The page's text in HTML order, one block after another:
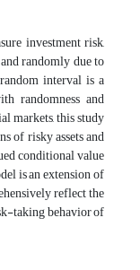
investment risk,
randomly due to
interval is a
randomness and
markets, this study
of risky assets and
conditional value
is an extension of
reflect the
taking behavior of